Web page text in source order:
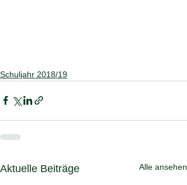
Schuljahr 2018/19
Aktuelle Beiträge Alle ansehen